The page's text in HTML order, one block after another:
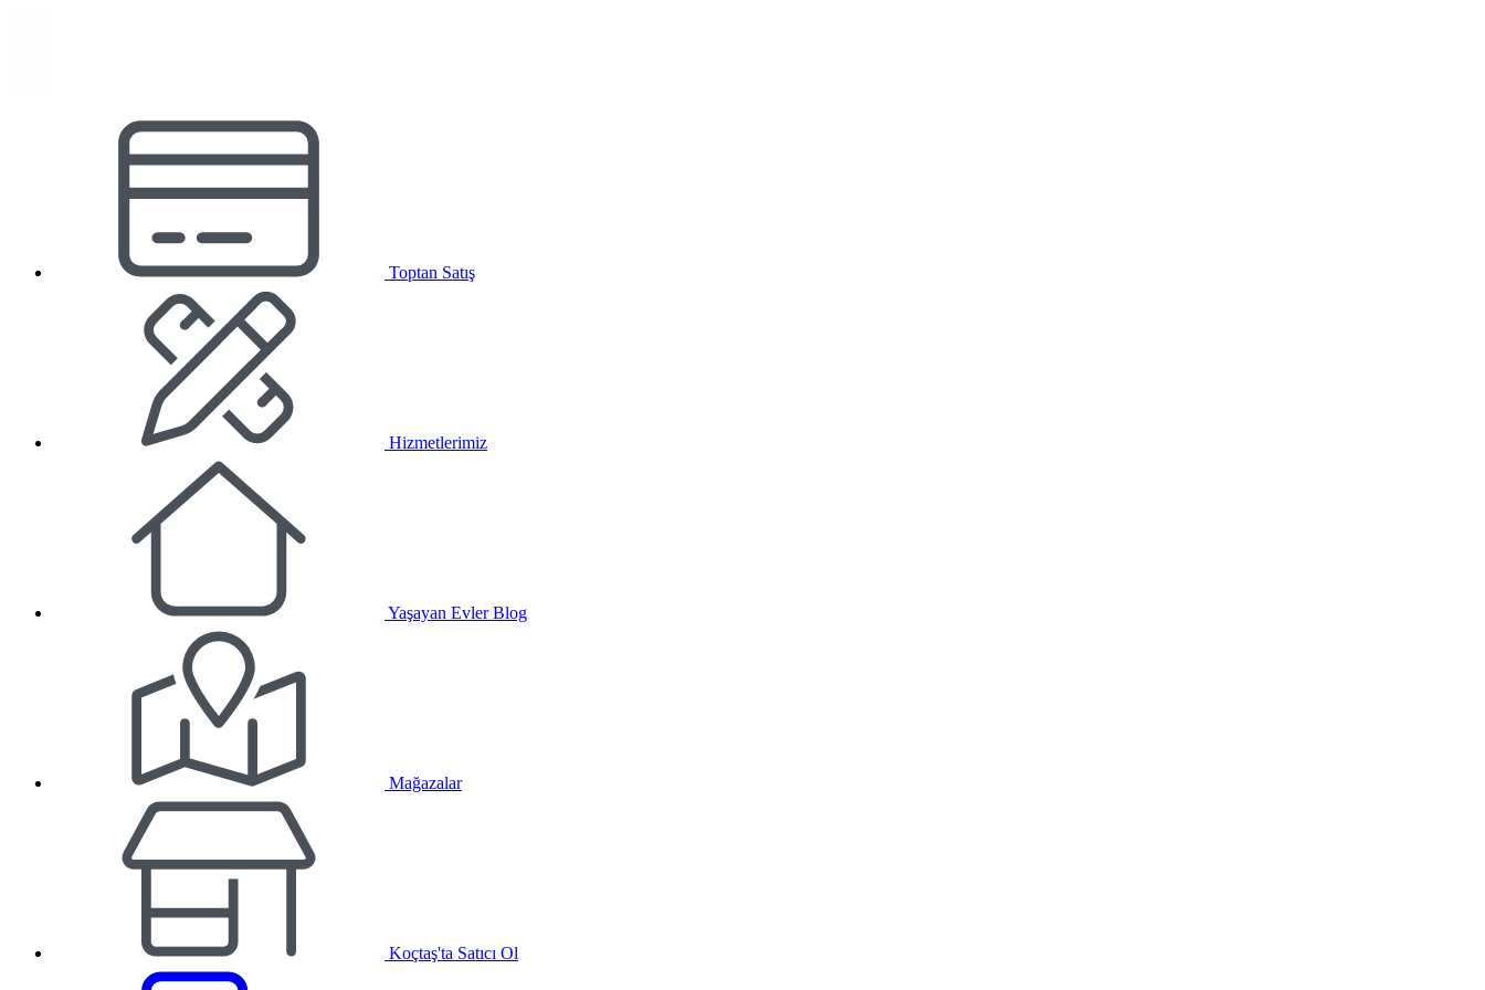
Toptan Satış
Hizmetlerimiz
Yaşayan Evler Blog
Mağazalar
Koçtaş'ta Satıcı Ol